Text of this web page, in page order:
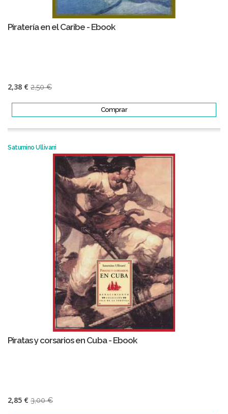
Piratería en el Caribe - Ebook
2,38 € 2,50 €
Comprar
Saturnino Ullivarri
Piratas y corsarios en Cuba - Ebook
2,85 € 3,00 €